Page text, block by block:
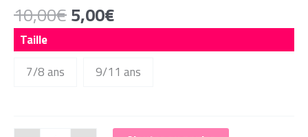
10,00€Le
prix
initial
était :
5,00€Le
prix
actuel
est :
Taille
7/8 ans
9/11 ans